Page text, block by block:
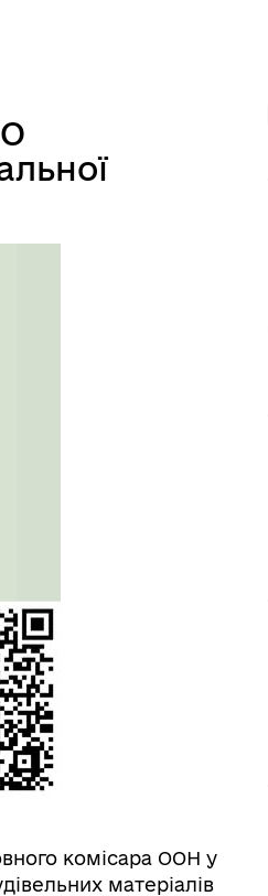
комісара ООН у
матеріалів